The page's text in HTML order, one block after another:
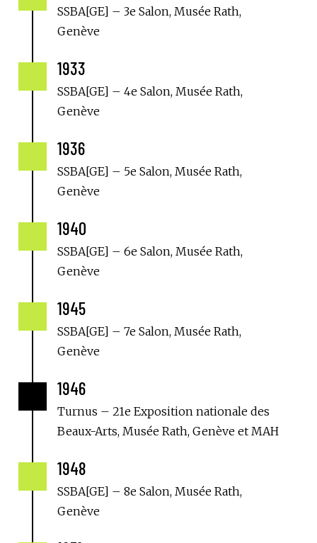
SSBA[GE] – 3e Salon, Musée Rath,
Genève
1933
SSBA[GE] – 4e Salon, Musée Rath,
Genève
1936
SSBA[GE] – 5e Salon, Musée Rath,
Genève
1940
SSBA[GE] – 6e Salon, Musée Rath,
Genève
1945
SSBA[GE] – 7e Salon, Musée Rath,
Genève
1946
Turnus – 21e Exposition nationale des
Beaux-Arts, Musée Rath, Genève et MAH
1948
SSBA[GE] – 8e Salon, Musée Rath,
Genève